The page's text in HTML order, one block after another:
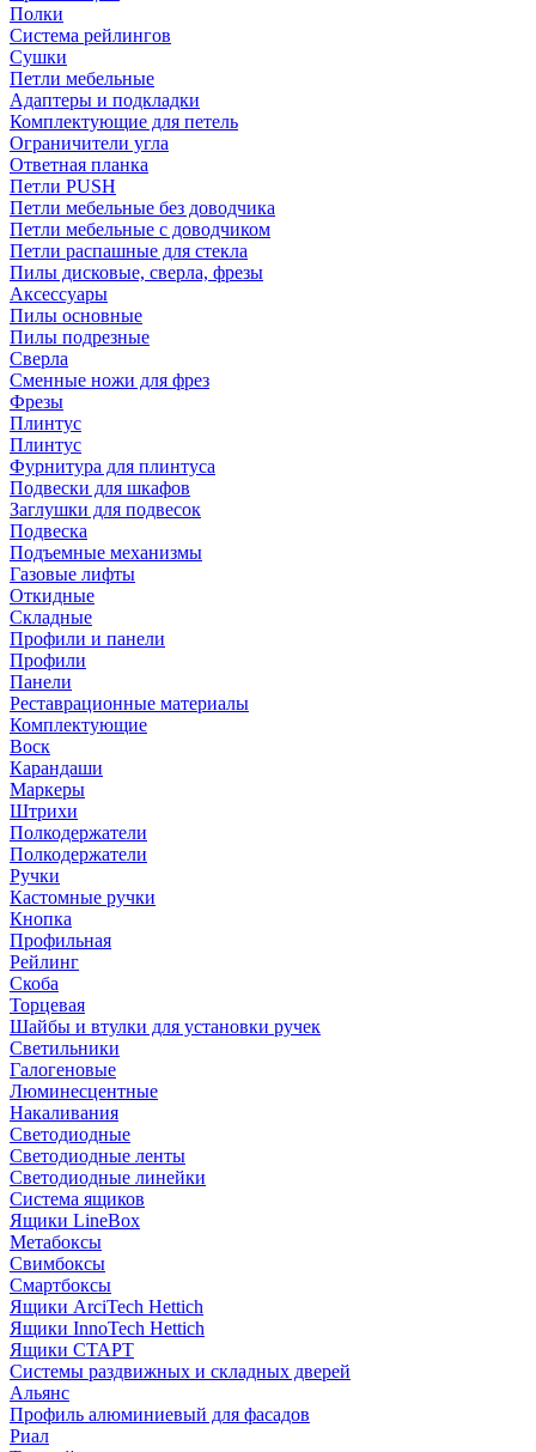
Полки
Система рейлингов
Сушки
Петли мебельные
Адаптеры и подкладки
Комплектующие для петель
Ограничители угла
Ответная планка
Петли PUSH
Петли мебельные без доводчика
Петли мебельные с доводчиком
Петли распашные для стекла
Пилы дисковые, сверла, фрезы
Аксессуары
Пилы основные
Пилы подрезные
Сверла
Сменные ножи для фрез
Фрезы
Плинтус
Плинтус
Фурнитура для плинтуса
Подвески для шкафов
Заглушки для подвесок
Подвеска
Подъемные механизмы
Газовые лифты
Откидные
Складные
Профили и панели
Профили
Панели
Реставрационные материалы
Комплектующие
Воск
Карандаши
Маркеры
Штрихи
Полкодержатели
Полкодержатели
Ручки
Кастомные ручки
Кнопка
Профильная
Рейлинг
Скоба
Торцевая
Шайбы и втулки для установки ручек
Светильники
Галогеновые
Люминесцентные
Накаливания
Светодиодные
Светодиодные ленты
Светодиодные линейки
Система ящиков
Ящики LineBox
Метабоксы
Свимбоксы
Смартбоксы
Ящики ArciTech Hettich
Ящики InnoTech Hettich
Ящики СТАРТ
Системы раздвижных и складных дверей
Альянс
Профиль алюминиевый для фасадов
Риал